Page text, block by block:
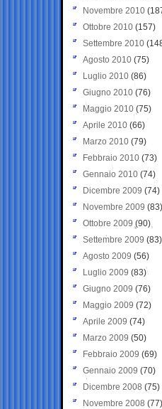
Novembre 2010
Ottobre 2010 (157)
Settembre 2010
Agosto 2010 (75)
Luglio 2010 (86)
Giugno 2010 (76)
Maggio 2010 (75)
Aprile 2010 (66)
Marzo 2010 (79)
Febbraio 2010 (73)
Gennaio 2010 (74)
Dicembre 2009 (74)
Novembre 2009 (83)
Ottobre 2009 (90)
Settembre 2009 (83)
Agosto 2009 (56)
Luglio 2009 (83)
Giugno 2009 (76)
Maggio 2009 (72)
Aprile 2009 (74)
Marzo 2009 (50)
Febbraio 2009 (69)
Gennaio 2009 (70)
Dicembre 2008 (75)
Novembre 2008 (77)